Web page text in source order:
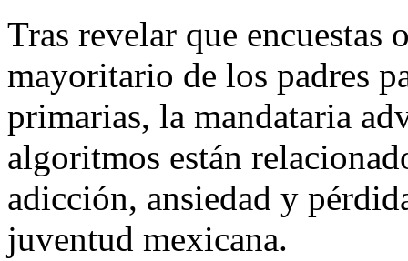
Tras revelar que encuestas
mayoritario de los padres
primarias, la mandataria
algoritmos están
adicción, ansiedad y
juventud mexicana.